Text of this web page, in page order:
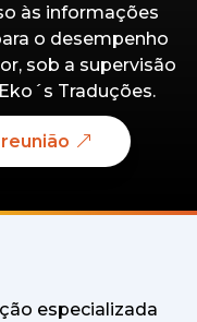
às informações
o desempenho
sob a supervisão
Traduções.
especializada